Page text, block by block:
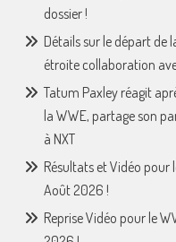
dossier !
Détails sur le départ de
étroite collaboration
Tatum Paxley réagit
la WWE, partage son
à NXT
Résultats et Vidéo pour
Août 2026 !
Reprise Vidéo pour le